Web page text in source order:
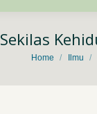
Sekilas
You are here:
Home Ilmu